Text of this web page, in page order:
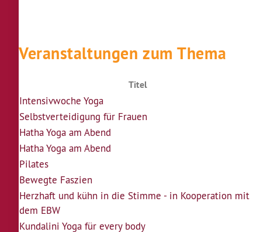
Veranstaltungen zum Thema
Titel
Intensivwoche Yoga
Selbstverteidigung für Frauen
Hatha Yoga am Abend
Hatha Yoga am Abend
Pilates
Bewegte Faszien
Herzhaft und kühn in die Stimme - in Kooperation mit
dem EBW
Kundalini Yoga für every body